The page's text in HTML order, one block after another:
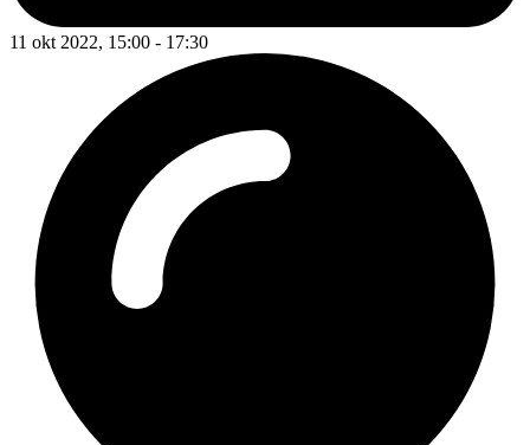
11 okt 2022, 15:00 - 17:30